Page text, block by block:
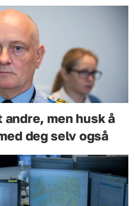
men husk å
deg selv også